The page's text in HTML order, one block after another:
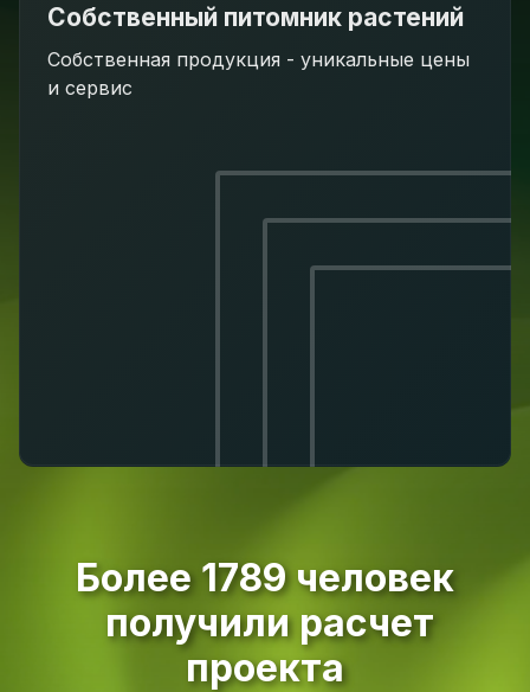
Собственный питомник растений
Собственная продукция - уникальные цены
и сервис
Более 1789человек
получили расчет
проекта